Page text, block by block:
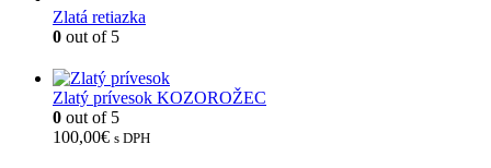
Zlatá retiazka
0 out of 5
Zlatý prívesok KOZOROŽEC
0 out of 5
100,00€ s DPH